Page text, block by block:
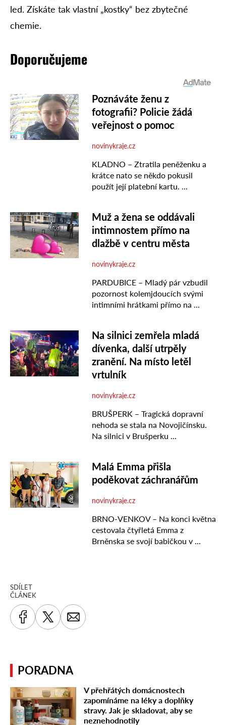
SDÍLET
ČLÁNEK
led. Získáte tak vlastní „kostky“ bez zbytečné
chemie.
Doporučujeme
PORADNA
V přehřátých domácnostech
zapomínáme na léky a doplňky
stravy. Jak je skladovat, aby se
neznehodnotily